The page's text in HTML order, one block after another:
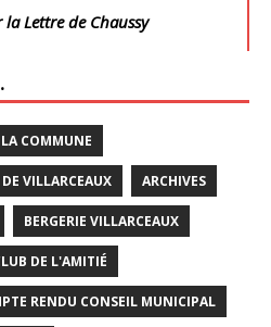
Lettre de Chaussy
COMMUNE
VILLARCEAUX ARCHIVES
BERGERIE VILLARCEAUX
DE L'AMITIÉ
RENDU CONSEIL MUNICIPAL